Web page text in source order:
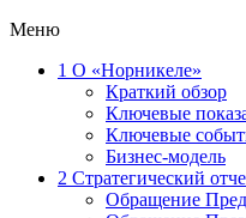
Меню
1 О «Норникеле»
Краткий обзор
Ключевые
Ключевые
Бизнес-модель
2 Стратегический
Обращение